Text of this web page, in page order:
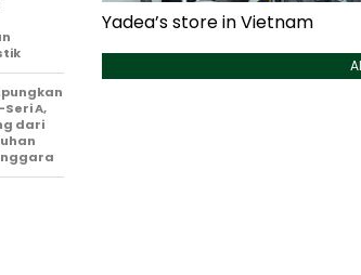
Yadea’s store in Vietnam
A,
dari